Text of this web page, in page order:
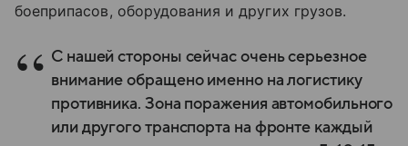
боеприпасов, оборудования и других грузов.
С нашей стороны сейчас очень серьезное
внимание обращено именно на логистику
противника. Зона поражения автомобильного
или другого транспорта на фронте каждый